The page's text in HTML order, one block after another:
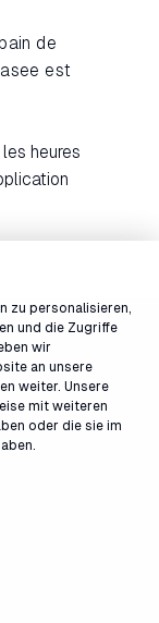
zu personalisieren,
und die Zugriffe
wir
an unsere
weiter. Unsere
mit weiteren
oder die sie im
de
est
heures